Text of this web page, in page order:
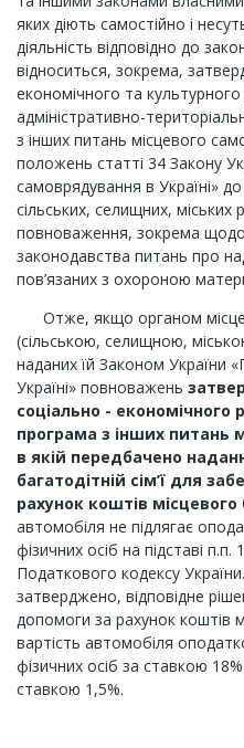
яких діють самостійно і
діяльність відповідно до
відноситься, зокрема,
економічного та культурного
адміністративно-
з інших питань місцевого
положень статті 34 Закону
самоврядування в Україні»
сільських, селищних, міських
повноваження, зокрема щодо
законодавства питань про
пов’язаних з охороною
Отже, якщо органом
(сільською, селищною,
наданих їй Законом України
Україні» повноважень
соціально - економічного
програма з інших питань
в якій передбачено
багатодітній сім’ї для
рахунок коштів
автомобіля не підлягає
фізичних осіб на підставі
Податкового кодексу
затверджено, відповідне
допомоги за рахунок коштів
вартість автомобіля
фізичних осіб за ставкою
ставкою 1,5%.